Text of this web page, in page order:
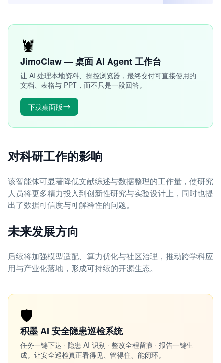
🦞
JimoClaw — 桌面 AI Agent 工作台
让 AI 处理本地资料、操控浏览器，最终交付可直接使用的
文档、表格与 PPT，而不只是一段回答。
下载桌面版
对科研工作的影响
该智能体可显著降低文献综述与数据整理的工作量，使研究
人员将更多精力投入到创新性研究与实验设计上，同时也提
出了数据可信度与可解释性的问题。
未来发展方向
后续将加强模型适配、算力优化与社区治理，推动跨学科应
用与产业化落地，形成可持续的开源生态。
🛡️
积墨 AI 安全隐患巡检系统
任务一键下达 · 隐患 AI 识别 · 整改全程留痕 · 报告一键生
成。让安全巡检真正看得见、管得住、能闭环。